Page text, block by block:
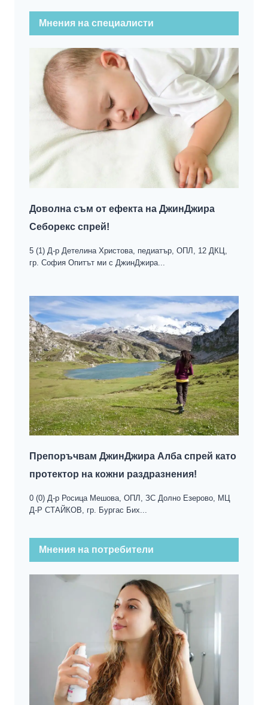
Мнения на специалисти
Доволна съм от ефекта на ДжинДжира
Себорекс спрей!
5 (1) Д-р Детелина Христова, педиатър, ОПЛ, 12 ДКЦ,
гр. София Опитът ми с ДжинДжира...
Препоръчвам ДжинДжира Алба спрей като
протектор на кожни раздразнения!
0 (0) Д-р Росица Мешова, ОПЛ, ЗС Долно Езерово, МЦ
Д-Р СТАЙКОВ, гр. Бургас Бих...
Мнения на потребители